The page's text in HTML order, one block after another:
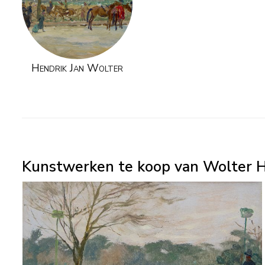
Hendrik Jan Wolter
Kunstwerken te koop van Wolter